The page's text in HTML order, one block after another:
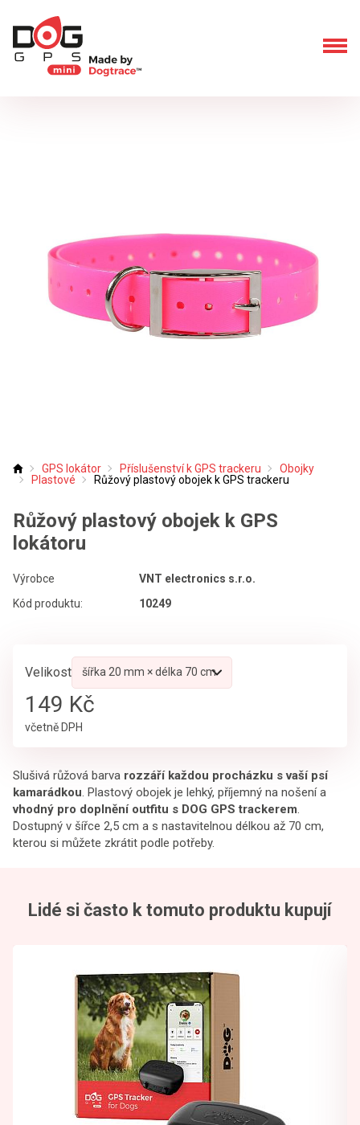
Úvod GPS lokátor Příslušenství k GPS trackeru
Obojky
Plastové
Růžový plastový obojek k GPS trackeru
Růžový plastový obojek k GPS
lokátoru
Výrobce
VNT electronics s.r.o.
Kód produktu:
10249
Velikost
149 Kč
včetně DPH
Slušivá růžová barva rozzáří každou procházku s vaší psí
kamarádkou. Plastový obojek je lehký, příjemný na nošení a
vhodný pro doplnění outfitu s DOG GPS trackerem.
Dostupný v šířce 2,5 cm a s nastavitelnou délkou až 70 cm,
kterou si můžete zkrátit podle potřeby.
Lidé si často k tomuto produktu kupují